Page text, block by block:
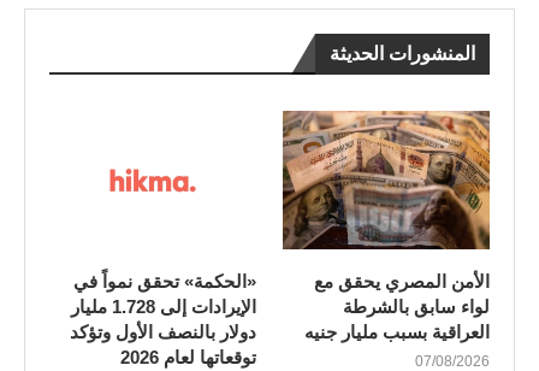
المنشورات الحديثة
الأمن المصري يحقق مع
لواء سابق بالشرطة
العراقية بسبب مليار جنيه
07/08/2026
«الحكمة» تحقق نمواً في
الإيرادات إلى 1.728 مليار
دولار بالنصف الأول وتؤكد
توقعاتها لعام 2026